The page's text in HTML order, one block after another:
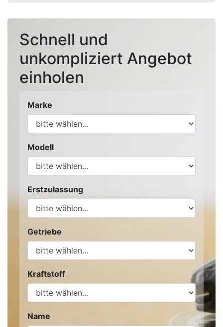
Schnell und
unkompliziert Angebot
einholen
Marke
Modell
Erstzulassung
Getriebe
Kraftstoff
Name